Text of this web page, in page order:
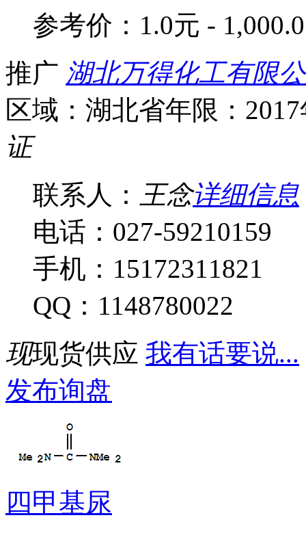
参考价： 1.0元 -
推广 湖北万得化工有限
区域：湖北省年限：
证
联系人： 王念详细信息
电话：027-59210159
手机：15172311821
QQ：1148780022
现现货供应 我有话要说...
发布询盘
四甲基尿